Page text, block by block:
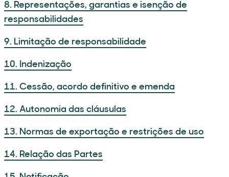
8. Representações, garantias e isenção de
responsabilidades
9. Limitação de responsabilidade
10. Indenização
11. Cessão, acordo definitivo e emenda
12. Autonomia das cláusulas
13. Normas de exportação e restrições de uso
14. Relação das Partes